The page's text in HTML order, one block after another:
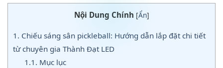
Nội Dung Chính [Ẩn]
1. Chiếu sáng sân pickleball: Hướng dẫn lắp đặt chi tiết
từ chuyên gia Thành Đạt LED
1.1. Mục lục